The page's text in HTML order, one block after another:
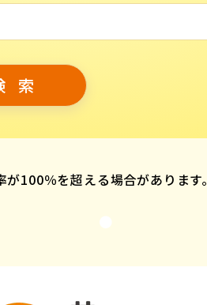
100％を超える場合があります。